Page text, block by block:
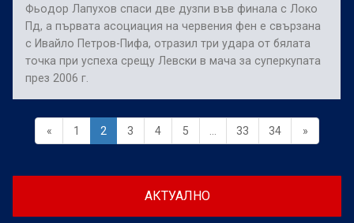
Фьодор Лапухов спаси две дузпи във финала с Локо
Пд, а първата асоциация на червения фен е свързана
с Ивайло Петров-Пифа, отразил три удара от бялата
точка при успеха срещу Левски в мача за суперкупата
през 2006 г.
« 1 2 3 4 5 33 34 »
АКТУАЛНО